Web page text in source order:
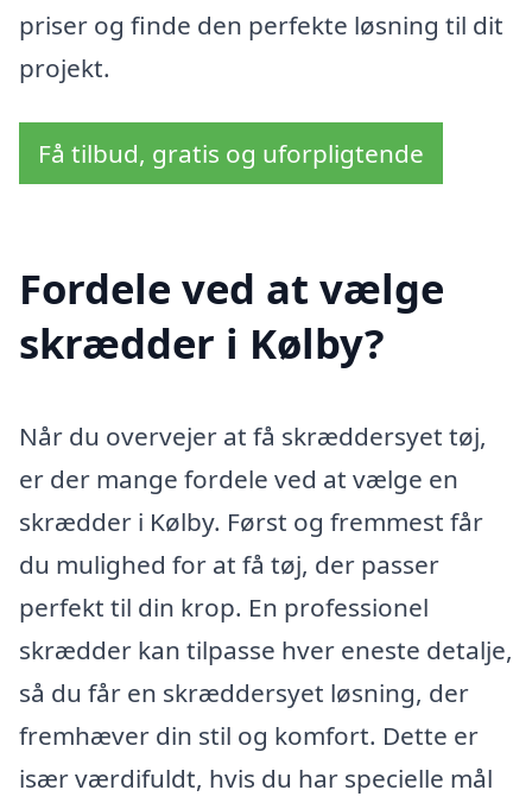
priser og finde den perfekte løsning til dit
projekt.
Få tilbud, gratis og uforpligtende
Fordele ved at vælge
skrædder i Kølby?
Når du overvejer at få skræddersyet tøj,
er der mange fordele ved at vælge en
skrædder i Kølby. Først og fremmest får
du mulighed for at få tøj, der passer
perfekt til din krop. En professionel
skrædder kan tilpasse hver eneste detalje,
så du får en skræddersyet løsning, der
fremhæver din stil og komfort. Dette er
især værdifuldt, hvis du har specielle mål